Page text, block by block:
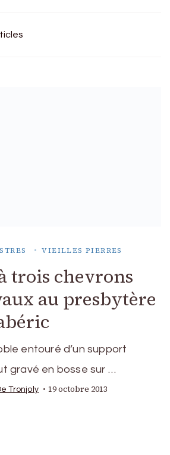
VIEILLES PIERRES
trois chevrons
au presbytère
entouré d’un support
gravé en bosse sur …
Tronjoly 19 octobre 2013